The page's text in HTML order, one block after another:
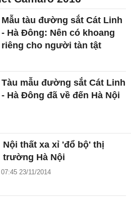
Mẫu tàu đường sắt Cát Linh
- Hà Đông: Nên có khoang
riêng cho người tàn tật
Tàu mẫu đường sắt Cát Linh
- Hà Đông đã về đến Hà Nội
Nội thất xa xỉ 'đổ bộ' thị
trường Hà Nội
07:45 23/11/2014